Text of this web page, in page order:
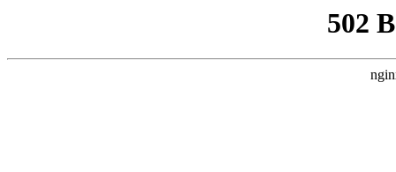
502